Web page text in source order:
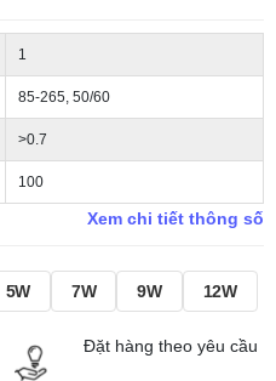
1
85-265, 50/60
>0.7
100
Xem chi tiết thông số
5W 7W 9W 12W
Đặt hàng theo yêu cầu